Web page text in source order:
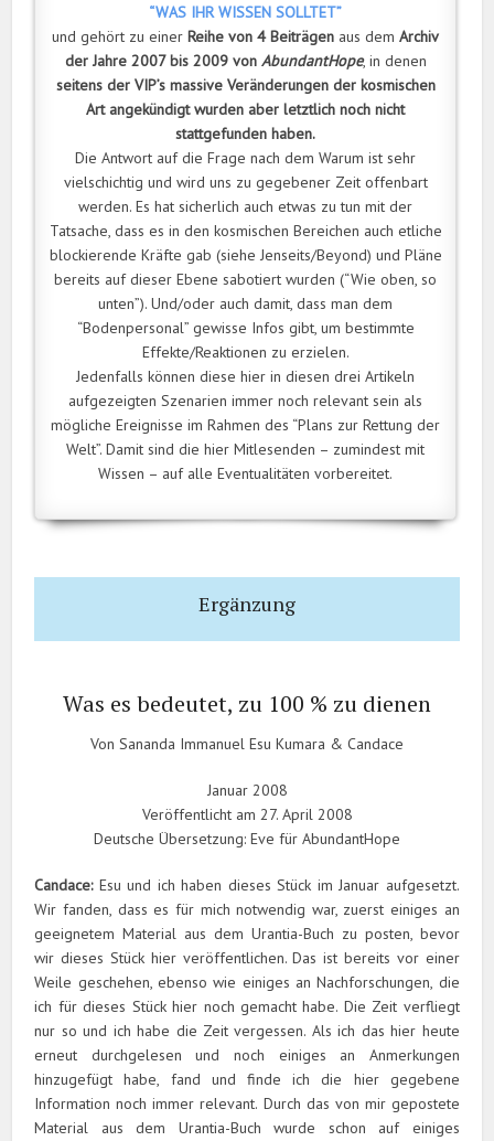
“WAS IHR WISSEN SOLLTET”
und gehört zu einer Reihe von 4 Beiträgen aus dem Archiv
der Jahre 2007 bis 2009 von AbundantHope, in denen
seitens der VIP’s massive Veränderungen der kosmischen
Art angekündigt wurden aber letztlich noch nicht
stattgefunden haben.
Die Antwort auf die Frage nach dem Warum ist sehr
vielschichtig und wird uns zu gegebener Zeit offenbart
werden. Es hat sicherlich auch etwas zu tun mit der
Tatsache, dass es in den kosmischen Bereichen auch etliche
blockierende Kräfte gab (siehe Jenseits/Beyond) und Pläne
bereits auf dieser Ebene sabotiert wurden (“Wie oben, so
unten”). Und/oder auch damit, dass man dem
“Bodenpersonal” gewisse Infos gibt, um bestimmte
Effekte/Reaktionen zu erzielen.
Jedenfalls können diese hier in diesen drei Artikeln
aufgezeigten Szenarien immer noch relevant sein als
mögliche Ereignisse im Rahmen des “Plans zur Rettung der
Welt”. Damit sind die hier Mitlesenden – zumindest mit
Wissen – auf alle Eventualitäten vorbereitet.
Ergänzung
Was es bedeutet, zu 100 % zu dienen
Von Sananda Immanuel Esu Kumara & Candace
Januar 2008
Veröffentlicht am 27. April 2008
Deutsche Übersetzung: Eve für AbundantHope
Candace: Esu und ich haben dieses Stück im Januar aufgesetzt.
Wir fanden, dass es für mich notwendig war, zuerst einiges an
geeignetem Material aus dem Urantia-Buch zu posten, bevor
wir dieses Stück hier veröffentlichen. Das ist bereits vor einer
Weile geschehen, ebenso wie einiges an Nachforschungen, die
ich für dieses Stück hier noch gemacht habe. Die Zeit verfliegt
nur so und ich habe die Zeit vergessen. Als ich das hier heute
erneut durchgelesen und noch einiges an Anmerkungen
hinzugefügt habe, fand und finde ich die hier gegebene
Information noch immer relevant. Durch das von mir gepostete
Material aus dem Urantia-Buch wurde schon auf einiges